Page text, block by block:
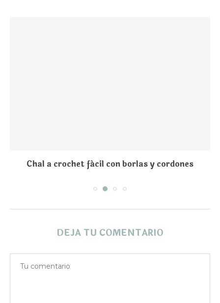
Chal a crochet fácil con borlas y cordones
DEJA TU COMENTARIO